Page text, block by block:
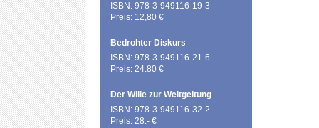
ISBN: 978-3-949116-19-3
Preis: 12,80 €
Bedrohter Diskurs
ISBN: 978-3-949116-21-6
Preis: 24.80 €
Der Wille zur Weltgeltung
ISBN: 978-3-949116-32-2
Preis: 28.- €